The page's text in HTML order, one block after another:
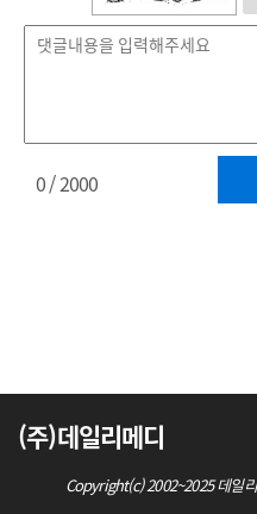
0/ 2000
(주)데일리메디
Copyright(c) 2002~2025 데일